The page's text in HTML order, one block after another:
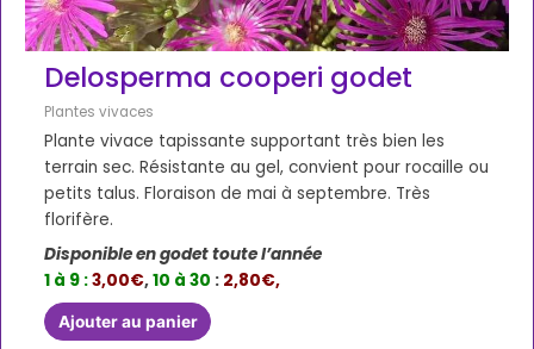
Delosperma cooperi godet
Plantes vivaces
Plante vivace tapissante supportant très bien les
terrain sec. Résistante au gel, convient pour rocaille ou
petits talus. Floraison de mai à septembre. Très
florifère.
Disponible en godet toute l’année
1 à 9 :3,00€,10 à 30 : 2,80€,
Ajouter au panier